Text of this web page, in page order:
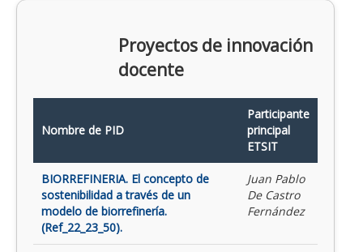
Proyectos de innovación
docente
Nombre de PID
Participante
principal
ETSIT
BIORREFINERIA. El concepto de
sostenibilidad a través de un
modelo de biorrefinería.
(Ref_22_23_50).
Juan Pablo
De Castro
Fernández